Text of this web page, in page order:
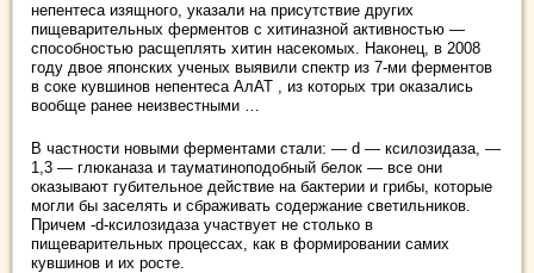
непентеса изящного, указали на присутствие других
пищеварительных ферментов с хитиназной активностью —
способностью расщеплять хитин насекомых. Наконец, в 2008
году двое японских ученых выявили спектр из 7-ми ферментов
в соке кувшинов непентеса АлАТ , из которых три оказались
вообще ранее неизвестными …
В частности новыми ферментами стали: — d — ксилозидаза, —
1,3 — глюканаза и тауматиноподобный белок — все они
оказывают губительное действие на бактерии и грибы, которые
могли бы заселять и сбраживать содержание светильников.
Причем -d-ксилозидаза участвует не столько в
пищеварительных процессах, как в формировании самих
кувшинов и их росте.